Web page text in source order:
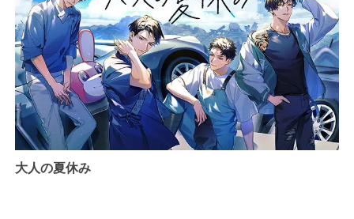
大人の夏休み